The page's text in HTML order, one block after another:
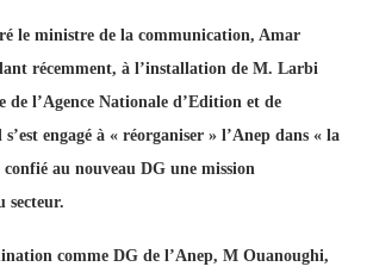
le ministre de la communication, Amar
récemment, à l’installation de M. Larbi
de l’Agence Nationale d’Edition et de
engagé à « réorganiser » l’Anep dans « la
au nouveau DG une mission
secteur.
comme DG de l’Anep, M Ouanoughi,